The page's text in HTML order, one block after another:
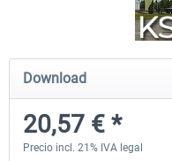
Airports of Mexico City &
Download
20,57 € *
Precio incl. 21% IVA legal